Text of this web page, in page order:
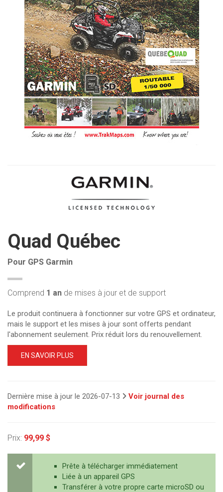
Quad Québec
Pour GPS Garmin
Comprend 1 an de mises à jour et de support
Le produit continuera à fonctionner sur votre GPS et ordinateur,
mais le support et les mises à jour sont offerts pendant
l'abonnement seulement. Prix réduit lors du renouvellement.
EN SAVOIR PLUS
Dernière mise à jour le 2026-07-13
Voir journal des
modifications
Prix: 99,99 $
Prête à télécharger immédiatement
Liée à un appareil GPS
Transférer à votre propre carte microSD ou